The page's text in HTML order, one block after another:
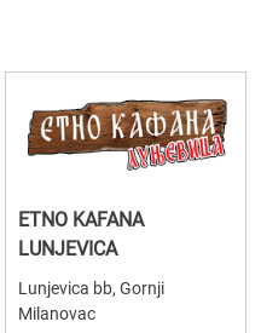
ETNO KAFANA
LUNJEVICA
Lunjevica bb, Gornji
Milanovac